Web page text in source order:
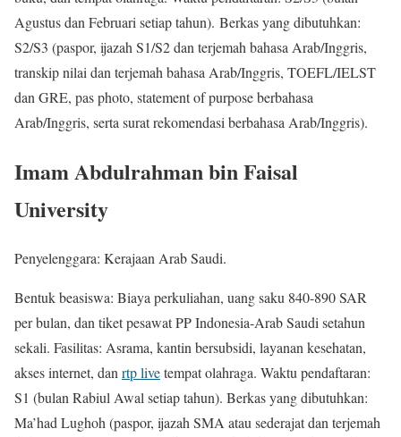
Agustus dan Februari setiap tahun). Berkas yang dibutuhkan:
S2/S3 (paspor, ijazah S1/S2 dan terjemah bahasa Arab/Inggris,
transkip nilai dan terjemah bahasa Arab/Inggris, TOEFL/IELST
dan GRE, pas photo, statement of purpose berbahasa
Arab/Inggris, serta surat rekomendasi berbahasa Arab/Inggris).
Imam Abdulrahman bin Faisal
University
Penyelenggara: Kerajaan Arab Saudi.
Bentuk beasiswa: Biaya perkuliahan, uang saku 840-890 SAR
per bulan, dan tiket pesawat PP Indonesia-Arab Saudi setahun
sekali. Fasilitas: Asrama, kantin bersubsidi, layanan kesehatan,
akses internet, dan rtp livetempat olahraga. Waktu pendaftaran:
S1 (bulan Rabiul Awal setiap tahun). Berkas yang dibutuhkan:
Ma’had Lughoh (paspor, ijazah SMA atau sederajat dan terjemah